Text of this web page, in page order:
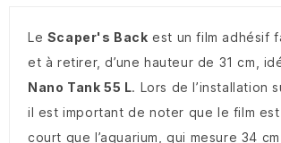
Le Scaper's Back est un film adhésif
et à retirer, d’une hauteur de 31 cm,
Nano Tank 55 L. Lors de l’installation
il est important de noter que le film est
court que l’aquarium, qui mesure 34